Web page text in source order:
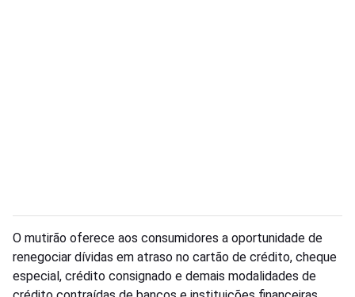
O mutirão oferece aos consumidores a oportunidade de
renegociar dívidas em atraso no cartão de crédito, cheque
especial, crédito consignado e demais modalidades de